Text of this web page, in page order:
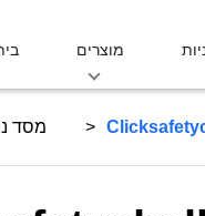
מוצרים
מסד